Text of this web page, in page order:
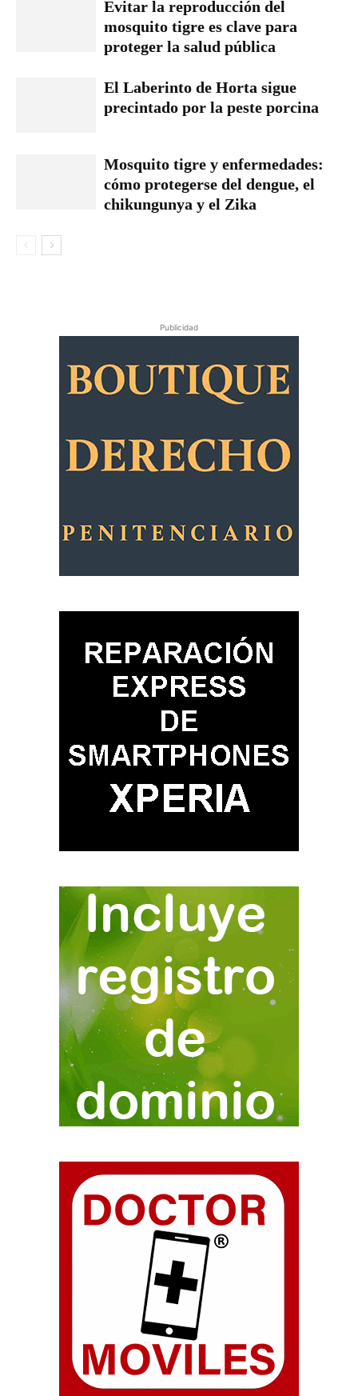
Evitar la reproducción del
mosquito tigre es clave para
proteger la salud pública
El Laberinto de Horta sigue
precintado por la peste porcina
Mosquito tigre y enfermedades:
cómo protegerse del dengue, el
chikungunya y el Zika
Publicidad